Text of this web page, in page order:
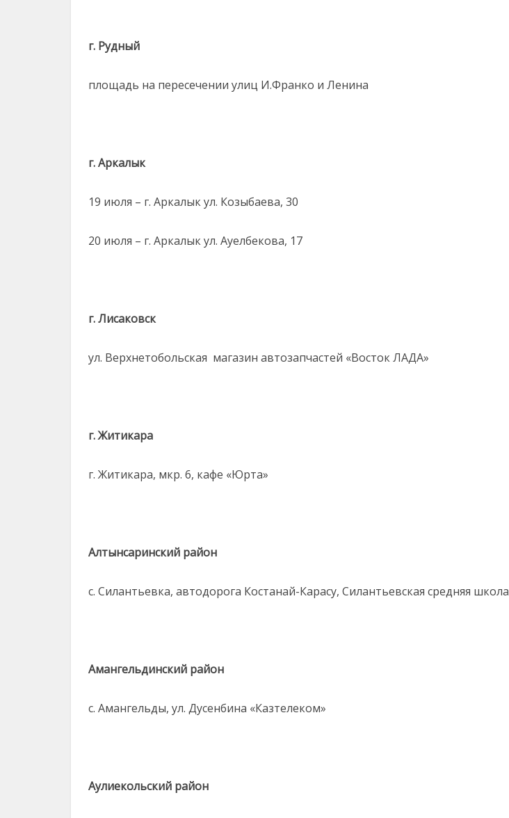
г. Рудный
площадь на пересечении улиц И.Франко и Ленина
г. Аркалык
19 июля – г. Аркалык ул. Козыбаева, 30
20 июля – г. Аркалык ул. Ауелбекова, 17
г. Лисаковск
ул. Верхнетобольская магазин автозапчастей «Восток ЛАДА»
г. Житикара
г. Житикара, мкр. 6, кафе «Юрта»
Алтынсаринский район
с. Силантьевка, автодорога Костанай-Карасу, Силантьевская средняя школа
Амангельдинский район
с. Амангельды, ул. Дусенбина «Казтелеком»
Аулиекольский район